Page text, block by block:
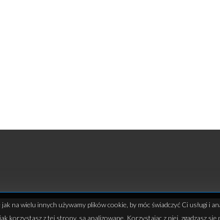
na wielu innych używamy plików cookie, by móc świadczyć Ci usługi i
korzystasz z tej strony, są analizowane. Korzystając z niej, zgadzasz się